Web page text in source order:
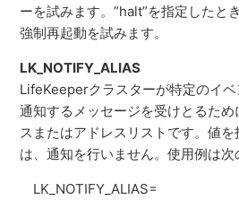
ーを試みます。”halt”を指定したと
強制再起動を試みます。
LK_NOTIFY_ALIAS
LifeKeeperクラスターが特定のイ
通知するメッセージを受けとるた
スまたはアドレスリストです。値
は、通知を行いません。使用例は次
LK_NOTIFY_ALIAS=